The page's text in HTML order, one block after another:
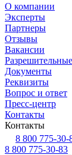
О компании
Эксперты
Партнеры
Отзывы
Вакансии
Документы
Реквизиты
Вопрос и ответ
Пресс-центр
Контакты
Контакты
8 800 775-30-
8 800 775-30-83